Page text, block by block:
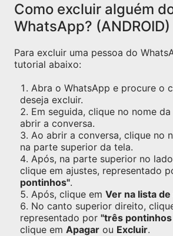
Como excluir alguém
WhatsApp? (ANDROID)
Para excluir uma pessoa do
tutorial abaixo:
Abra o WhatsApp e procure o
deseja excluir.
Em seguida, clique no nome
abrir a conversa.
Ao abrir a conversa, clique no
na parte superior da tela.
Após, na parte superior no
clique em ajustes, representado
pontinhos".
Após, clique em Ver na lista
No canto superior direito,
representado por "três pontinhos
clique em Apagar ou Excluir.